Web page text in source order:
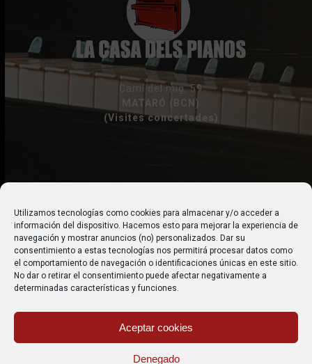
Utilizamos tecnologías como cookies para almacenar y/o acceder a
información del dispositivo. Hacemos esto para mejorar la experiencia de
navegación y mostrar anuncios (no) personalizados. Dar su
consentimiento a estas tecnologías nos permitirá procesar datos como
el comportamiento de navegación o identificaciones únicas en este sitio.
No dar o retirar el consentimiento puede afectar negativamente a
determinadas características y funciones.
Aceptar cookies
Denegado
Camí del mig, 59
MATARÓ (BCN)
(Visites concertades)
+ 34 618 270 144
gfors@lacasadelspianos.com
© Copyright 2024 - La Casa dels Pianos